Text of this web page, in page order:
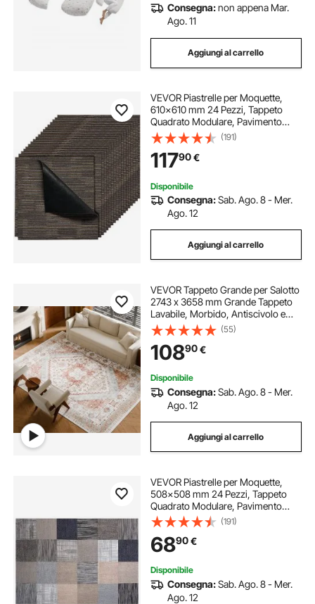
Consegna:non appena Mar.
Ago. 11
Aggiungi al carrello
VEVOR Piastrelle per Moquette,
610x610 mm 24 Pezzi, Tappeto
Quadrato Modulare, Pavimento
Morbido Imbottito per Copertura
Senza Cuciture 8,9㎡, per
Soggiorno Camera da Letto, Grigio
e Marrone
(191)
11790€
Disponibile
Consegna:Sab. Ago. 8 - Mer.
Ago. 12
Aggiungi al carrello
VEVOR Tappeto Grande per Salotto
2743 x 3658 mm Grande Tappeto
Lavabile, Morbido, Antiscivolo e
Antistrappo, per Animali Domestici
e Bambini, per Camera da Letto,
Cameretta, Ufficio, Marrone Rosso
(55)
10890€
Disponibile
Consegna:Sab. Ago. 8 - Mer.
Ago. 12
Aggiungi al carrello
VEVOR Piastrelle per Moquette,
508x508 mm 24 Pezzi, Tappeto
Quadrato Modulare, Pavimento
Morbido Imbottito per Copertura
Senza Cuciture 8,9㎡, per
Soggiorno Camera da Letto,
Multicolore
(191)
6890€
Disponibile
Consegna:Sab. Ago. 8 - Mer.
Ago. 12